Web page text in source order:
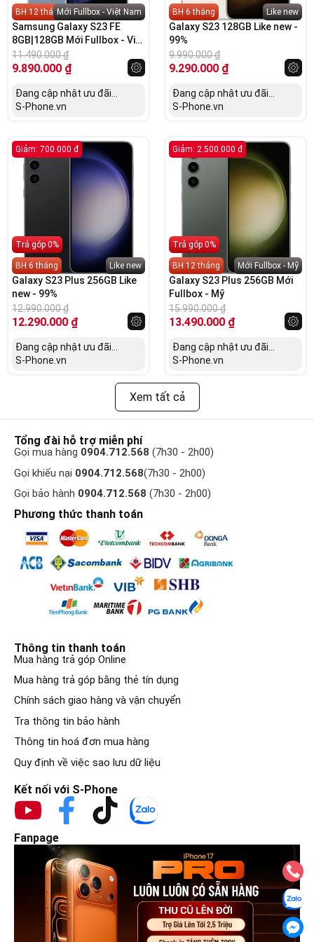
BH 12 thángMới Fullbox - Việt Nam
Samsung Galaxy S23 FE
8GB|128GB Mới Fullbox - Việt
Nam
11.490.000₫
9.890.000 ₫
Đang cập nhật ưu đãi...
S-Phone.vn
BH 6 tháng Like new
Galaxy S23 128GB Like new -
99%
9.990.000₫
9.290.000 ₫
Đang cập nhật ưu đãi...
S-Phone.vn
Giảm: 700.000 đ
Trả góp 0%
BH 6 tháng Like new
Galaxy S23 Plus 256GB Like
new - 99%
12.990.000₫
12.290.000 ₫
Đang cập nhật ưu đãi...
S-Phone.vn
Giảm: 2.500.000 đ
Trả góp 0%
BH 12 tháng Mới Fullbox - Mỹ
Galaxy S23 Plus 256GB Mới
Fullbox - Mỹ
15.990.000₫
13.490.000 ₫
Đang cập nhật ưu đãi...
S-Phone.vn
Xem tất cả
Tổng đài hỗ trợ miễn phí
Gọi mua hàng 0904.712.568 (7h30 - 2h00)
Gọi khiếu nại 0904.712.568(7h30 - 2h00)
Gọi bảo hành 0904.712.568 (7h30 - 2h00)
Phương thức thanh toán
Thông tin thanh toán
Mua hàng trả góp Online
Mua hàng trả góp bằng thẻ tín dụng
Chính sách giao hàng và vận chuyển
Tra thông tin bảo hành
Thông tin hoá đơn mua hàng
Quy định về việc sao lưu dữ liệu
Kết nối với S-Phone
Fanpage